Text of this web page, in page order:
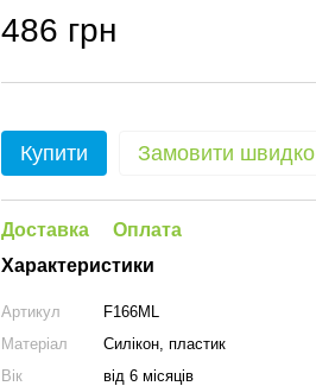
486 грн
Купити Замовити швидко
Доставка
Оплата
Характеристики
Артикул
F166ML
Матеріал
Силікон, пластик
Вік
від 6 місяців